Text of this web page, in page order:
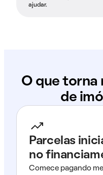
ajudar.
O que torna
de
Parcelas
no
Comece pagando